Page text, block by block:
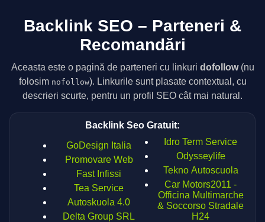
Backlink SEO – Parteneri &
Recomandări
Aceasta este o pagină de parteneri cu linkuri dofollow(nu
folosim nofollow). Linkurile sunt plasate contextual, cu
descrieri scurte, pentru un profil SEO cât mai natural.
Backlink Seo Gratuit:
GoDesign Italia
Promovare Web
Fast Infissi
Tea Service
Autoskuola 4.0
Delta Group SRL
Idro Term Service
Odysseylife
Tekno Autoscuola
Car Motors2011 -
Officina Multimarche
& Soccorso Stradale
H24